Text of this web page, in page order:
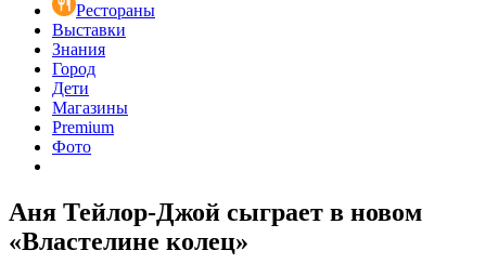
Рестораны
Выставки
Знания
Город
Дети
Магазины
Premium
Фото
Аня Тейлор-Джой сыграет в новом
«Властелине колец»